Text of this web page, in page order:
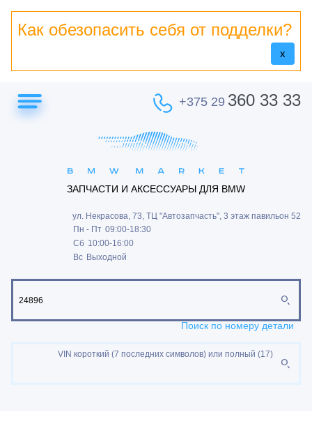
Как обезопасить себя от подделки?
x
+375 29 360 33 33
ЗАПЧАСТИ И АКСЕССУАРЫ ДЛЯ BMW
ул. Некрасова, 73, ТЦ "Автозапчасть", 3 этаж павильон 52
Пн - Пт 09:00-18:30
Сб 10:00-16:00
Вс Выходной
Поиск по номеру детали
VIN короткий (7 последних символов) или полный (17)